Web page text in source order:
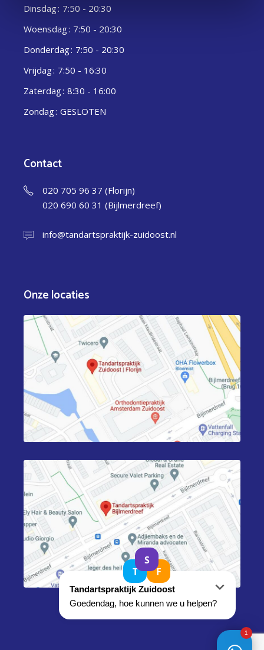
Dinsdag 7:50 - 20:30
Woensdag 7:50 - 20:30
Donderdag 7:50 - 20:30
Vrijdag 7:50 - 16:30
Zaterdag 8:30 - 16:00
Zondag GESLOTEN
Contact
020 705 96 37 (Florijn)
020 690 60 31 (Bijlmerdreef)
info@tandartspraktijk-zuidoost.nl
Onze locaties